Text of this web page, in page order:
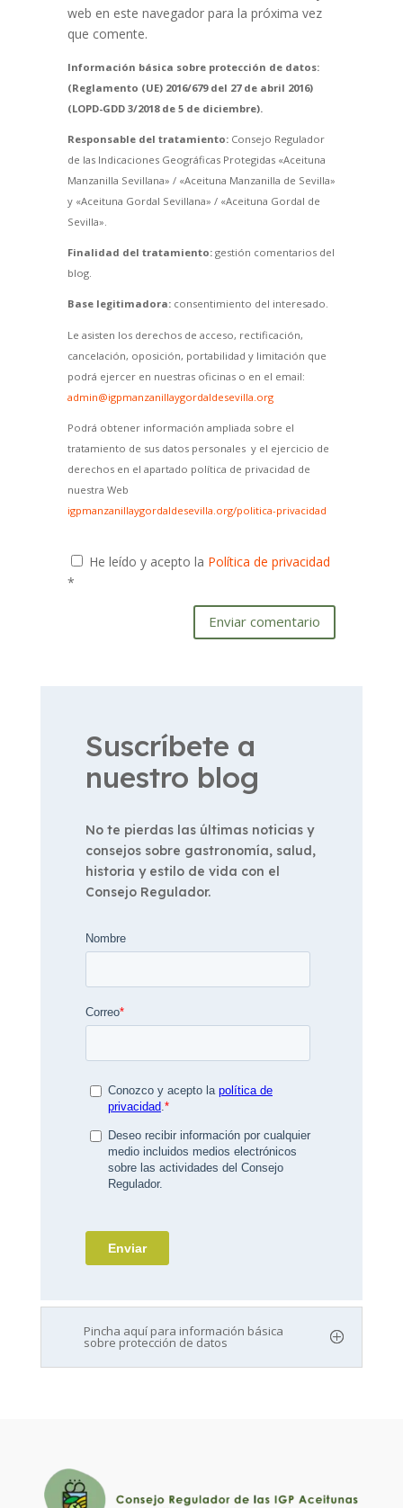
web en este navegador para la próxima vez
que comente.
Información básica sobre protección de datos:
(Reglamento (UE) 2016/679 del 27 de abril 2016)
(LOPD-GDD 3/2018 de 5 de diciembre).
Responsable del tratamiento:Consejo Regulador
de las Indicaciones Geográficas Protegidas «Aceituna
Manzanilla Sevillana» / «Aceituna Manzanilla de Sevilla»
y «Aceituna Gordal Sevillana» / «Aceituna Gordal de
Sevilla».
Finalidad del tratamiento:gestión comentarios del
blog.
Base legitimadora:consentimiento del interesado.
Le asisten los derechos de acceso, rectificación,
cancelación, oposición, portabilidad y limitación que
podrá ejercer en nuestras oficinas o en el email:
admin@igpmanzanillaygordaldesevilla.org
Podrá obtener información ampliada sobre el
tratamiento de sus datos personales y el ejercicio de
derechos en el apartado política de privacidad de
nuestra Web
igpmanzanillaygordaldesevilla.org/politica-privacidad
He leído y acepto la Política de privacidad
*
Enviar comentario
Suscríbete a
nuestro blog
No te pierdas las últimas noticias y
consejos sobre gastronomía, salud,
historia y estilo de vida con el
Consejo Regulador.
Pincha aquí para información básica
sobre protección de datos